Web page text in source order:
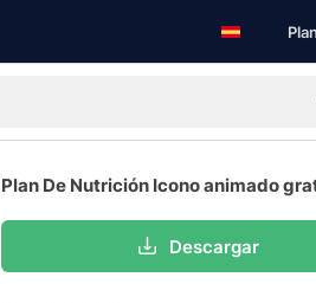
Plan De Nutrición Icono animado
Descargar